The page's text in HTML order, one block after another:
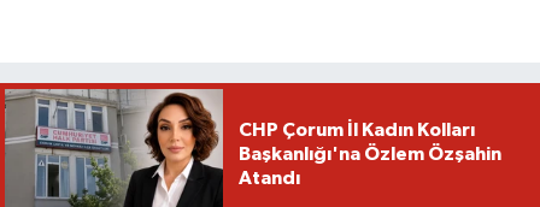
CHP Çorum İl Kadın Kolları
Başkanlığı'na Özlem Özşahin
Atandı